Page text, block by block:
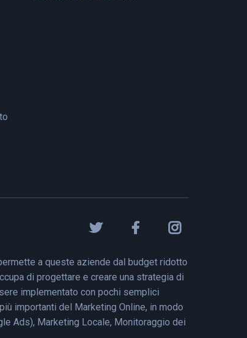
a queste aziende dal budget ridotto
di progettare e creare una strategia di
implementato con pochi semplici
importanti del Marketing Online, in modo
Ads), Marketing Locale, Monitoraggio dei